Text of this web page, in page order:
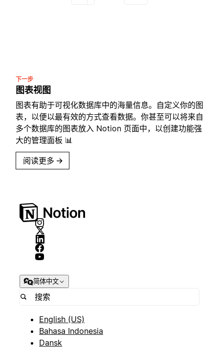
下一步
图表视图
图表有助于可视化数据库中的海量信息。自定义你的图
表，以便以最有效的方式查看数据。你甚至可以将来自
多个数据库的图表放入 Notion 页面中，以创建功能强
大的管理面板 📊
阅读更多 →
简体中文
English (US)
Bahasa Indonesia
Dansk